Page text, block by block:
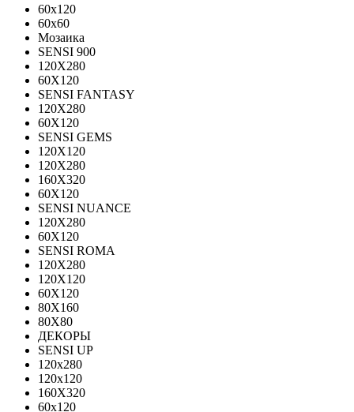
60x120
60x60
Мозаика
SENSI 900
120Х280
60X120
SENSI FANTASY
120Х280
60Х120
SENSI GEMS
120Х120
120Х280
160X320
60X120
SENSI NUANCE
120X280
60X120
SENSI ROMA
120X280
120Х120
60X120
80X160
80X80
ДЕКОРЫ
SENSI UP
120x280
120х120
160X320
60х120